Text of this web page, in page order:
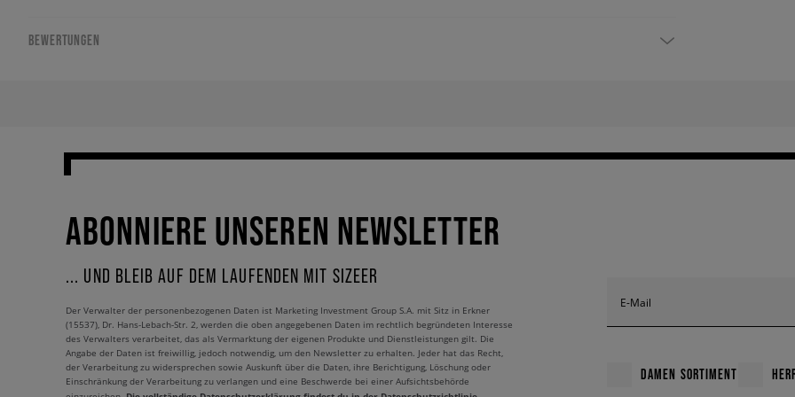
BEWERTUNGEN
ABONNIERE UNSEREN NEWSLETTER
... UND BLEIB AUF DEM LAUFENDEN MIT SIZEER
E-Mail
DAMEN SORTIMENT
Der Verwalter der personenbezogenen Daten ist Marketing Investment Group S.A. mit Sitz in Erkner
(15537), Dr. Hans-Lebach-Str. 2, werden die oben angegebenen Daten im rechtlich begründeten Interesse
des Verwalters verarbeitet, das als Vermarktung der eigenen Produkte und Dienstleistungen gilt. Die
Angabe der Daten ist freiwillig, jedoch notwendig, um den Newsletter zu erhalten. Jeder hat das Recht,
der Verarbeitung zu widersprechen sowie Auskunft über die Daten, ihre Berichtigung, Löschung oder
Einschränkung der Verarbeitung zu verlangen und eine Beschwerde bei einer Aufsichtsbehörde